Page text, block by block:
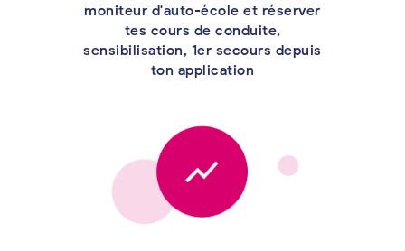
moniteur d'auto-école et réserver
tes cours de conduite,
sensibilisation, 1er secours depuis
ton application